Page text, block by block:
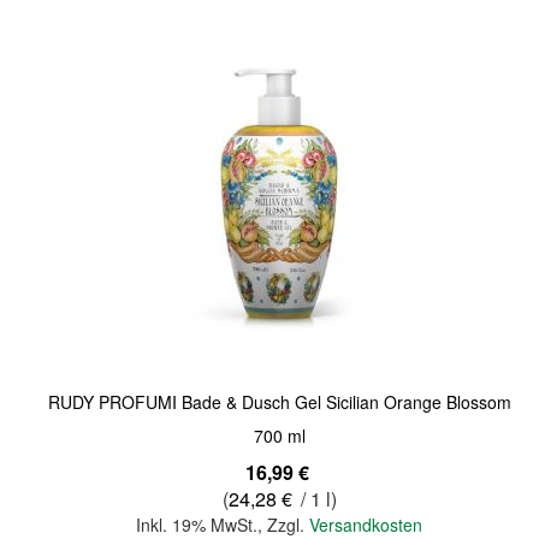
RUDY PROFUMI Bade & Dusch Gel Sicilian Orange Blossom
700 ml
16,99 €
(24,28 € / 1 l)
Inkl. 19% MwSt.,Zzgl.Versandkosten